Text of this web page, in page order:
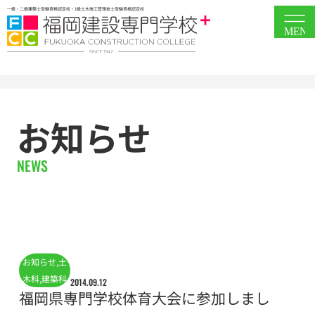
一級・二級建築士受験資格認定校・1級土木施工管理技士受験資格認定校
MENU
お知らせ
NEWS
お知らせ,土
木科,建築科 2014.09.12
福岡県専門学校体育大会に参加しまし